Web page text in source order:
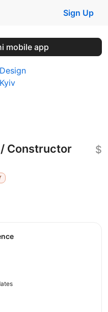
Sign Up
mobile app
Kyiv
Constructor $